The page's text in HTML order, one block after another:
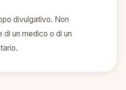
divulgativo. Non
di un medico o di un